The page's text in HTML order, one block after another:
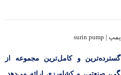
و کامل‌ترین مجموعه از